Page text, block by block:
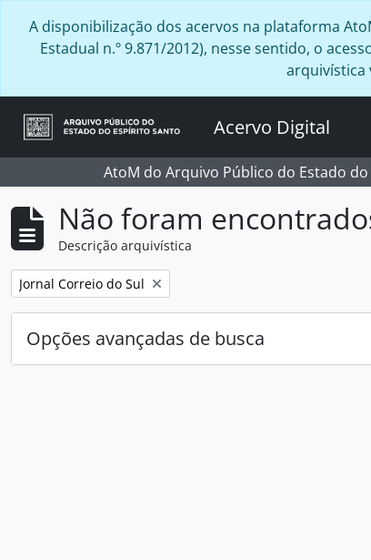
A disponibilização dos acervos na plataforma
Estadual n.º 9.871/2012), nesse sentido, o
arquivística
Acervo Digital
AtoM do Arquivo Público do Estado
Não foram
Descrição arquivística
Remover filtro:
Jornal Correio do Sul
Opções avançadas de busca